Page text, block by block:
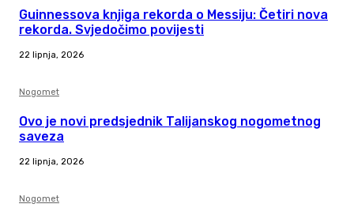
Guinnessova knjiga rekorda o Messiju: Četiri nova
rekorda. Svjedočimo povijesti
22 lipnja, 2026
Nogomet
Ovo je novi predsjednik Talijanskog nogometnog
saveza
22 lipnja, 2026
Nogomet